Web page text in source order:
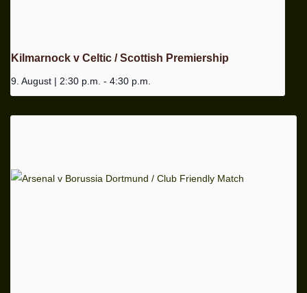
Kilmarnock v Celtic / Scottish Premiership
9. August | 2:30 p.m. - 4:30 p.m.